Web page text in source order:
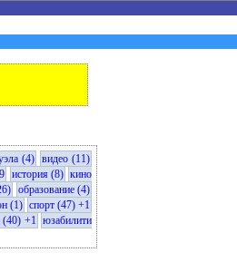
(4) видео (11)
история (8) кино
образование (4)
(1) спорт (47) +1
(40) +1 юзабилити